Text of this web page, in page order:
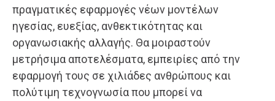
πραγματικές εφαρμογές νέων μοντέλων
ηγεσίας, ευεξίας, ανθεκτικότητας και
οργανωσιακής αλλαγής. Θα μοιραστούν
μετρήσιμα αποτελέσματα, εμπειρίες από την
εφαρμογή τους σε χιλιάδες ανθρώπους και
πολύτιμη τεχνογνωσία που μπορεί να